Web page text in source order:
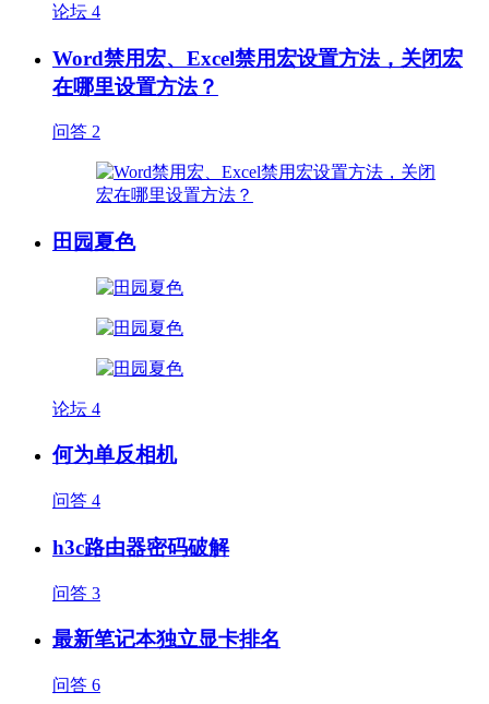
论坛 4
Word禁用宏、Excel禁用宏设置方法，关闭宏
在哪里设置方法？
问答 2
田园夏色
论坛 4
何为单反相机
问答 4
h3c路由器密码破解
问答 3
最新笔记本独立显卡排名
问答 6